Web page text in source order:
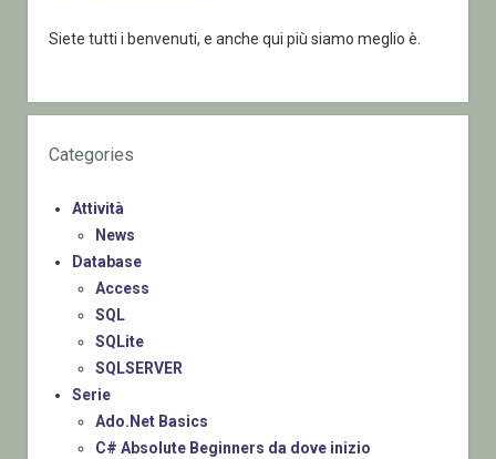
Siete tutti i benvenuti, e anche qui più siamo meglio è.
Categories
Attività
News
Database
Access
SQL
SQLite
SQLSERVER
Serie
Ado.Net Basics
C# Absolute Beginners da dove inizio